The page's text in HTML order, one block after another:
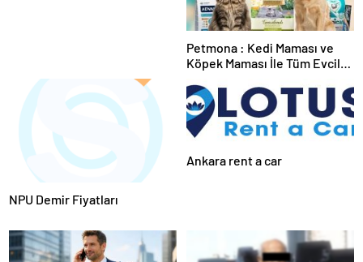
Petmona : Kedi Maması ve
Köpek Maması İle Tüm Evcil
NPU Demir Fiyatları
Ankara rent a car